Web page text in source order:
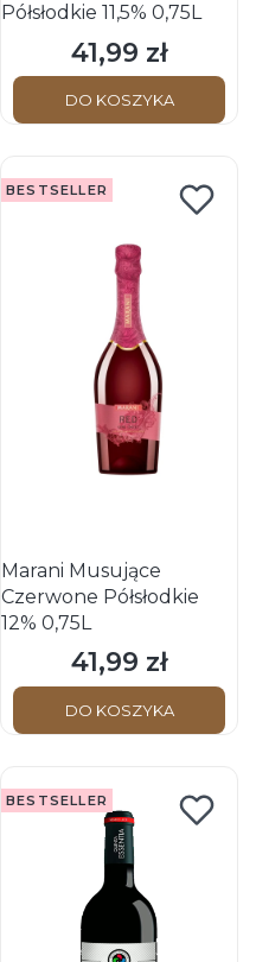
Półsłodkie 11,5% 0,75L
Cena
41,99 zł
DO KOSZYKA
BESTSELLER
Marani Musujące
Czerwone Półsłodkie
12% 0,75L
Cena
41,99 zł
DO KOSZYKA
BESTSELLER